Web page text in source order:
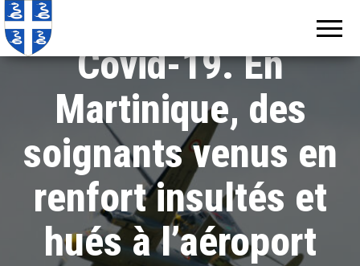
Covid-19. En
Martinique, des
soignants venus en
renfort insultés et
hués à l’aéroport